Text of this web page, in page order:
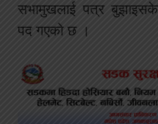
सभामुखलाई पत्र
पद गएको छ ।